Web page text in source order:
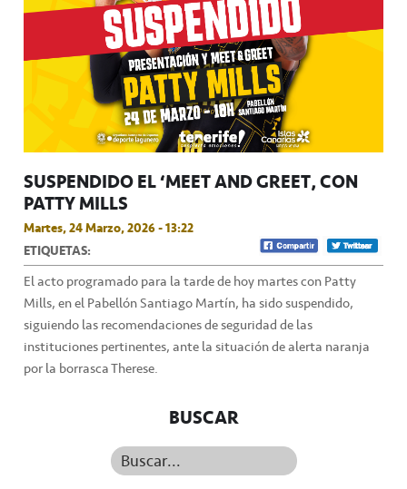
SUSPENDIDO EL ‘MEET AND GREET’ CON
PATTY MILLS
Martes, 24 Marzo, 2026 - 13:22
ETIQUETAS:
El acto programado para la tarde de hoy martes con Patty
Mills, en el Pabellón Santiago Martín, ha sido suspendido,
siguiendo las recomendaciones de seguridad de las
instituciones pertinentes, ante la situación de alerta naranja
por la borrasca Therese.
BUSCAR
Buscar...